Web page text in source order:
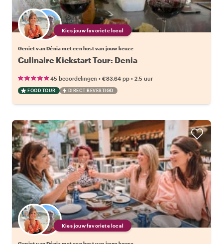
Kies jouw favoriete local
Geniet van Dénia met een host van jouw keuze
Culinaire Kickstart Tour: Denia
45 beoordelingen • €83.64 pp • 2.5 uur
FOOD TOUR DIRECT BEVESTIGD
Kies jouw favoriete local